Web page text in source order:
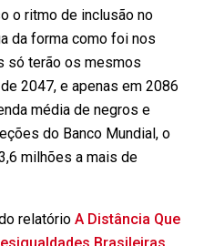
o ritmo de inclusão no
da forma como foi nos
só terão os mesmos
2047, e apenas em 2086
média de negros e
do Banco Mundial, o
milhões a mais de
relatório A Distância Que